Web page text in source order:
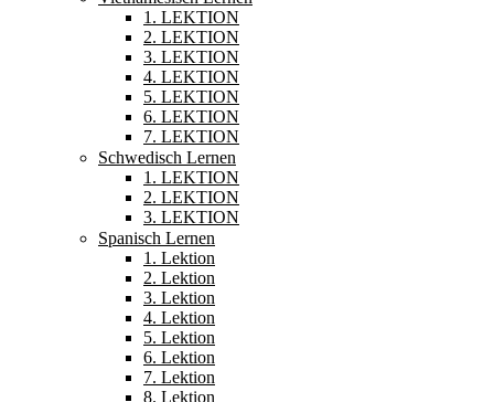
1. LEKTION
2. LEKTION
3. LEKTION
4. LEKTION
5. LEKTION
6. LEKTION
7. LEKTION
Schwedisch Lernen
1. LEKTION
2. LEKTION
3. LEKTION
Spanisch Lernen
1. Lektion
2. Lektion
3. Lektion
4. Lektion
5. Lektion
6. Lektion
7. Lektion
8. Lektion